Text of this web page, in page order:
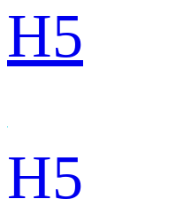
H5
H5